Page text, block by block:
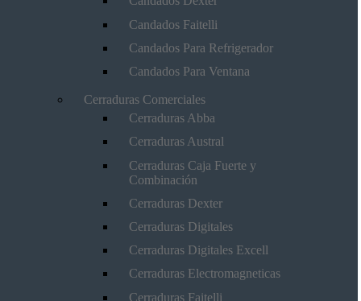
Candados Faitelli
Candados Para Refrigerador
Candados Para Ventana
Cerraduras Comerciales
Cerraduras Abba
Cerraduras Austral
Cerraduras Caja Fuerte y
Combinación
Cerraduras Dexter
Cerraduras Digitales
Cerraduras Digitales Excell
Cerraduras Electromagneticas
Cerraduras Faitelli